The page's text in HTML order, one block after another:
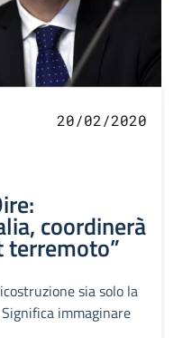
20/02/2020
coordinerà
terremoto”
sia solo la
immaginare